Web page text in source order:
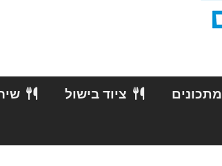
מתכונים ציוד בישול